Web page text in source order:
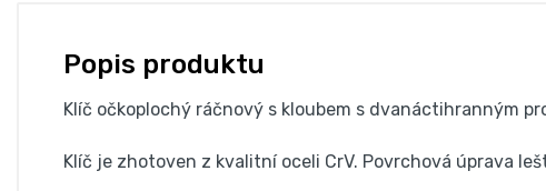
Popis produktu
Klíč očkoplochý ráčnový s kloubem s dvanáctihranným
Klíč je zhotoven z kvalitní oceli CrV. Povrchová úprava